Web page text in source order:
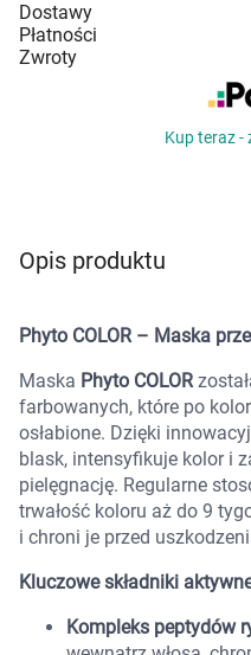
Motoryzacja
Dostawy
Płatności
Zwroty
Kup teraz -
Opis produktu
Phyto COLOR – Maska
Maska Phyto COLOR
farbowanych, które po
osłabione. Dzięki
blask, intensyfikuje kolor i
pielęgnację. Regularne
trwałość koloru aż do 9
i chroni je przed
Kluczowe składniki
Kompleks peptydów